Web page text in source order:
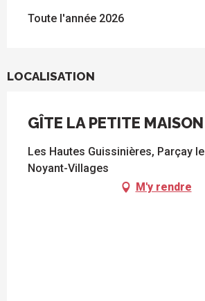
Toute l'année 2026
LOCALISATION
GÎTE LA PETITE MAISON
Les Hautes Guissinières, Parçay
Noyant-Villages
M'y rendre